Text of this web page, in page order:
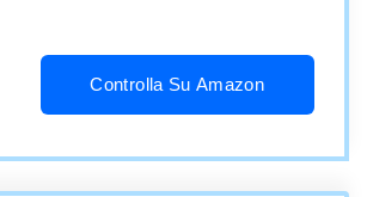
Controlla Su Amazon